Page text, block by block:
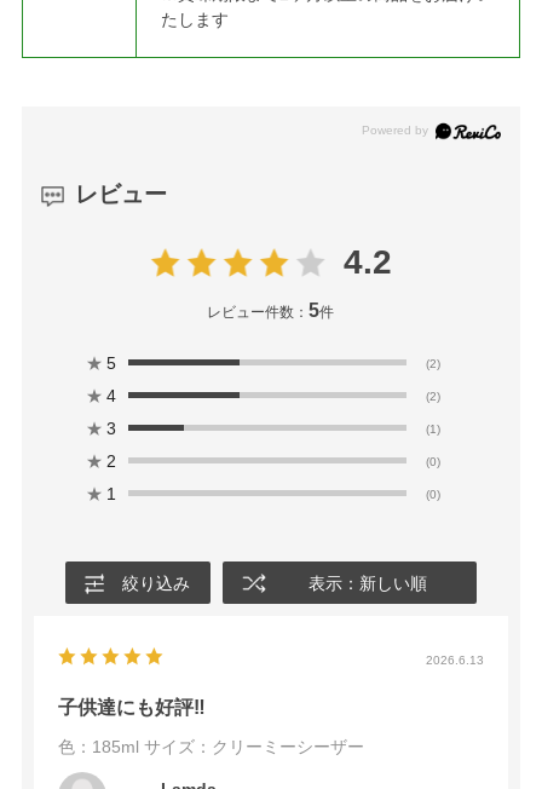
たします
レビュー
4.2
レビュー件数：5件
★ 5 (2)
★ 4 (2)
★ 3 (1)
★ 2 (0)
★ 1 (0)
絞り込み 表示：新しい順
2026.6.13
子供達にも好評‼️
色：185ml サイズ：クリーミーシーザー